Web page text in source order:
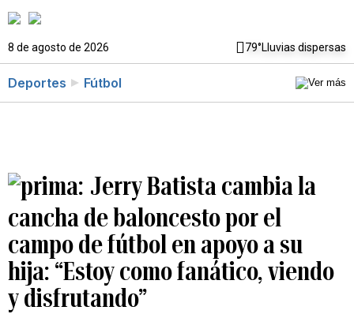
8 de agosto de 2026 79°Lluvias dispersas
Deportes Fútbol
Jerry Batista cambia la
cancha de baloncesto por el
campo de fútbol en apoyo a su
hija: “Estoy como fanático, viendo
y disfrutando”